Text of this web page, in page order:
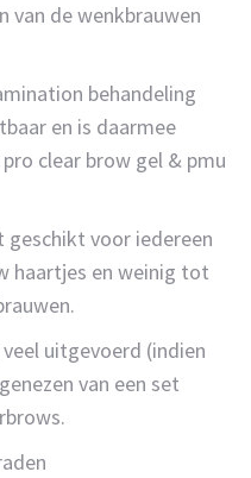
van de wenkbrauwen
behandeling
en is daarmee
clear brow gel & pmu
voor iedereen
haartjes en weinig tot
uitgevoerd (indien
van een set